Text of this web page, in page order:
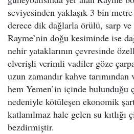
seviyesinden yaklaşık 3 bin
derece dik dağlarla örülü, sarp ve
Rayme’nin doğu kesiminde ise
nehir yataklarının çevresinde
elverişli verimli vadiler göze
uzun zamandır kahve
hem Yemen’in içinde bulunduğu
nedeniyle kötüleşen ekonomik
katlanılmaz hale gelen su kıtlığı
bezdirmiştir.